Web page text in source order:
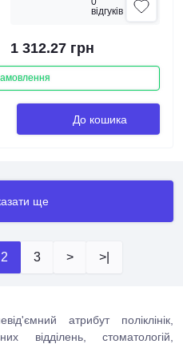
вiдгукiв
1 312.27 грн
До кошика
ще
2 3 > >|
атрибут поліклінік,
відділень, стоматологій,